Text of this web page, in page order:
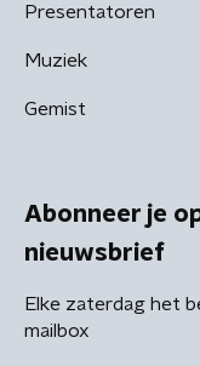
Presentatoren
Muziek
Gemist
Abonneer je
nieuwsbrief
Elke zaterdag het
mailbox